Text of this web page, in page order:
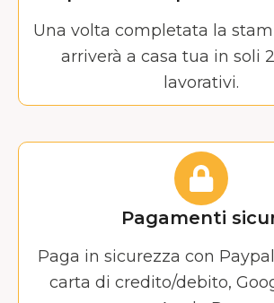
Una volta completata la
arriverà a casa tua in soli
lavorativi.
Pagamenti
Paga in sicurezza con
carta di credito/debito,